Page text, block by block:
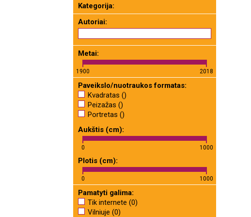
Kategorija:
Autoriai:
Metai:
1900 2018
Paveikslo/nuotraukos formatas:
Kvadratas ()
Peizažas ()
Portretas ()
Aukštis (cm):
0 1000
Plotis (cm):
0 1000
Pamatyti galima:
Tik internete (0)
Vilniuje (0)